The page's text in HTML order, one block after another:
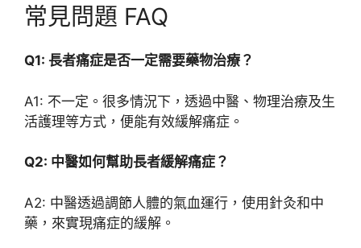
常見問題 FAQ
Q1: 長者痛症是否一定需要藥物治療？
A1: 不一定。很多情況下，透過中醫、物理治療及生
活護理等方式，便能有效緩解痛症。
Q2: 中醫如何幫助長者緩解痛症？
A2: 中醫透過調節人體的氣血運行，使用針灸和中
藥，來實現痛症的緩解。